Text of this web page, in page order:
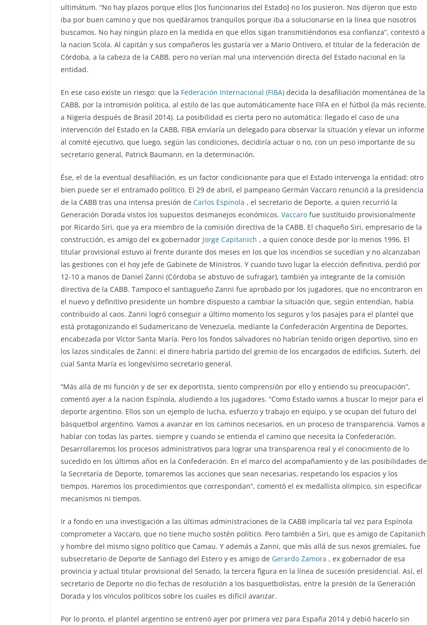
ultimátum. “No hay plazos porque ellos [los funcionarios del Estado] no los pusieron. Nos dijeron que esto
iba por buen camino y que nos quedáramos tranquilos porque iba a solucionarse en la línea que nosotros
buscamos. No hay ningún plazo en la medida en que ellos sigan transmitiéndonos esa confianza”, contestó a
la nacion Scola. Al capitán y sus compañeros les gustaría ver a Mario Ontivero, el titular de la federación de
Córdoba, a la cabeza de la CABB, pero no verían mal una intervención directa del Estado nacional en la
entidad.
En ese caso existe un riesgo: que la Federación Internacional (FIBA) decida la desafiliación momentánea de la
CABB, por la intromisión política, al estilo de las que automáticamente hace FIFA en el fútbol (la más reciente,
a Nigeria después de Brasil 2014). La posibilidad es cierta pero no automática: llegado el caso de una
intervención del Estado en la CABB, FIBA enviaría un delegado para observar la situación y elevar un informe
al comité ejecutivo, que luego, según las condiciones, decidiría actuar o no, con un peso importante de su
secretario general, Patrick Baumann, en la determinación.
Ése, el de la eventual desafiliación, es un factor condicionante para que el Estado intervenga la entidad; otro
bien puede ser el entramado político. El 29 de abril, el pampeano Germán Vaccaro renunció a la presidencia
de la CABB tras una intensa presión de Carlos Espínola , el secretario de Deporte, a quien recurrió la
Generación Dorada vistos los supuestos desmanejos económicos. Vaccaro fue sustituido provisionalmente
por Ricardo Siri, que ya era miembro de la comisión directiva de la CABB. El chaqueño Siri, empresario de la
construcción, es amigo del ex gobernador Jorge Capitanich , a quien conoce desde por lo menos 1996. El
titular provisional estuvo al frente durante dos meses en los que los incendios se sucedían y no alcanzaban
las gestiones con el hoy jefe de Gabinete de Ministros. Y cuando tuvo lugar la elección definitiva, perdió por
12-10 a manos de Daniel Zanni (Córdoba se abstuvo de sufragar), también ya integrante de la comisión
directiva de la CABB. Tampoco el santiagueño Zanni fue aprobado por los jugadores, que no encontraron en
el nuevo y definitivo presidente un hombre dispuesto a cambiar la situación que, según entendían, había
contribuido al caos. Zanni logró conseguir a último momento los seguros y los pasajes para el plantel que
está protagonizando el Sudamericano de Venezuela, mediante la Confederación Argentina de Deportes,
encabezada por Víctor Santa María. Pero los fondos salvadores no habrían tenido origen deportivo, sino en
los lazos sindicales de Zanni: el dinero habría partido del gremio de los encargados de edificios, Suterh, del
cual Santa María es longevísimo secretario general.
“Más allá de mi función y de ser ex deportista, siento comprensión por ello y entiendo su preocupación”,
comentó ayer a la nacion Espínola, aludiendo a los jugadores. “Como Estado vamos a buscar lo mejor para el
deporte argentino. Ellos son un ejemplo de lucha, esfuerzo y trabajo en equipo, y se ocupan del futuro del
básquetbol argentino. Vamos a avanzar en los caminos necesarios, en un proceso de transparencia. Vamos a
hablar con todas las partes. siempre y cuando se entienda el camino que necesita la Confederación.
Desarrollaremos los procesos administrativos para lograr una transparencia real y el conocimiento de lo
sucedido en los últimos años en la Confederación. En el marco del acompañamiento y de las posibilidades de
la Secretaría de Deporte, tomaremos las acciones que sean necesarias, respetando los espacios y los
tiempos. Haremos los procedimientos que correspondan”, comentó el ex medallista olímpico, sin especificar
mecanismos ni tiempos.
Ir a fondo en una investigación a las últimas administraciones de la CABB implicaría tal vez para Espínola
comprometer a Vaccaro, que no tiene mucho sostén político. Pero también a Siri, que es amigo de Capitanich
y hombre del mismo signo político que Camau. Y además a Zanni, que más allá de sus nexos gremiales, fue
subsecretario de Deporte de Santiago del Estero y es amigo de Gerardo Zamora , ex gobernador de esa
provincia y actual titular provisional del Senado, la tercera figura en la línea de sucesión presidencial. Así, el
secretario de Deporte no dio fechas de resolución a los basquetbolistas, entre la presión de la Generación
Dorada y los vínculos políticos sobre los cuales es difícil avanzar.
Por lo pronto, el plantel argentino se entrenó ayer por primera vez para España 2014 y debió hacerlo sin